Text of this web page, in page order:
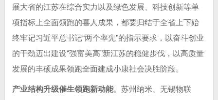
展大省的江苏在综合实力以及绿色发展、科技创新等单
项指标上全面领跑的喜人成果，都要归结于全省上下始
终牢记习近平总书记“两个率先”的指示要求，以奋斗创业
的干劲迈出建设“强富美高”新江苏的稳健步伐，以高质量
发展的丰硕成果领跑全面建成小康社会决胜阶段。
产业结构升级催生领跑新动能。苏州纳米、无锡物联